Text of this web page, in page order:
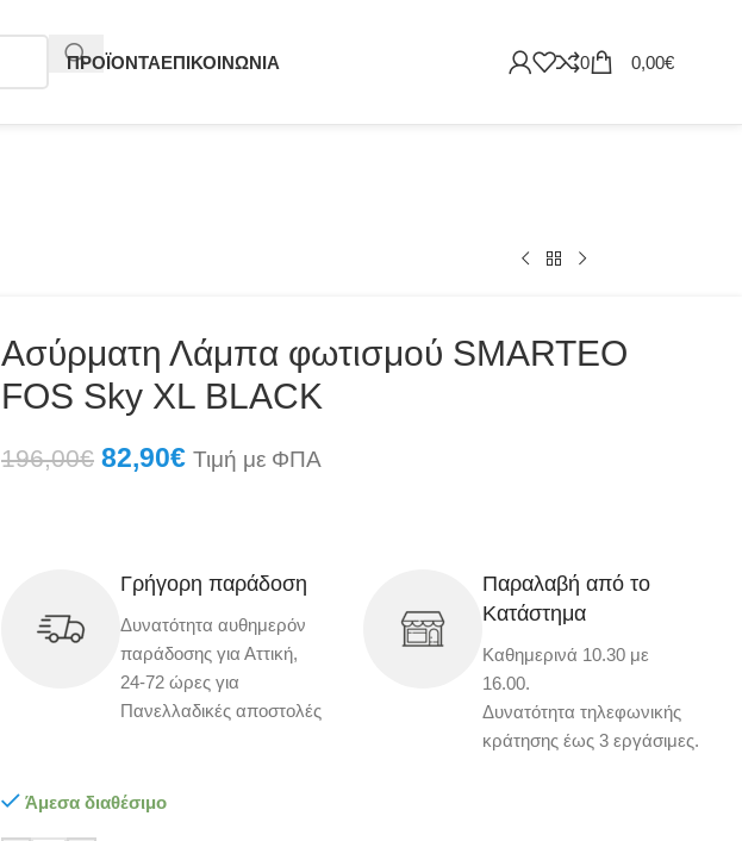
ΠΡΟΪΟΝΤΑΕΠΙΚΟΙΝΩΝΙΑ 0 0,00€
Ασύρματη Λάμπα φωτισμού SMARTEO
FOS Sky XL BLACK
196,00€ 82,90€ Τιμή με ΦΠΑ
Γρήγορη παράδοση
Δυνατότητα αυθημερόν
παράδοσης για Αττική,
24-72 ώρες για
Πανελλαδικές αποστολές
Παραλαβή από το
Κατάστημα
Καθημερινά 10.30 με
16.00.
Δυνατότητα τηλεφωνικής
κράτησης έως 3 εργάσιμες.
Άμεσα διαθέσιμο